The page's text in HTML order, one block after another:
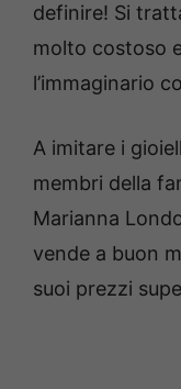
definire! Si
molto costoso
l’immaginario
A imitare i
membri della
Marianna
vende a buon
suoi prezzi